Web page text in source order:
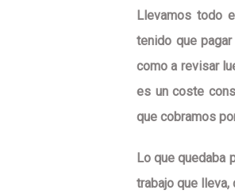
Llevamos todo
tenido que
como a revisar
es un coste
que cobramos
Lo que quedaba
trabajo que lleva,